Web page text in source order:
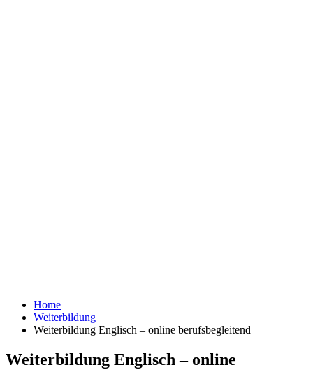
Home
Weiterbildung
Weiterbildung Englisch – online berufsbegleitend
Weiterbildung Englisch – online